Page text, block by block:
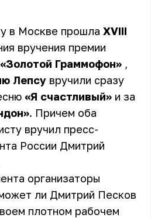
в Москве прошла XVIII
вручения премии
Граммофон» ,
Лепсу вручили сразу
«Я счастливый» и за
. Причем оба
вручил пресс-
России Дмитрий
организаторы
ли Дмитрий Песков
плотном рабочем